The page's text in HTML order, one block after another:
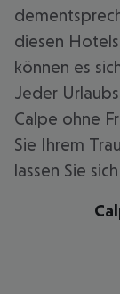
diesen
können es
Jeder
Calpe ohne
Sie Ihrem
lassen Sie